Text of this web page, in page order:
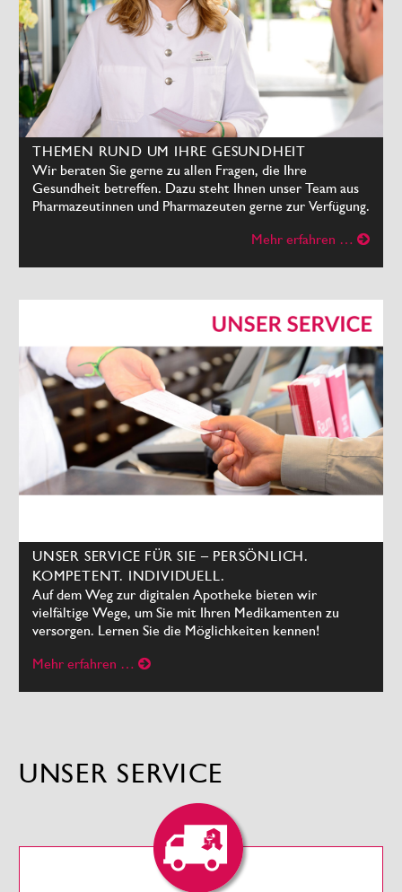
THEMEN RUND UM IHRE GESUNDHEIT
Wir beraten Sie gerne zu allen Fragen, die Ihre
Gesundheit betreffen. Dazu steht Ihnen unser Team aus
Pharmazeutinnen und Pharmazeuten gerne zur Verfügung.
Mehr erfahren …
UNSER SERVICE FÜR SIE – PERSÖNLICH.
KOMPETENT. INDIVIDUELL.
Auf dem Weg zur digitalen Apotheke bieten wir
vielfältige Wege, um Sie mit Ihren Medikamenten zu
versorgen. Lernen Sie die Möglichkeiten kennen!
Mehr erfahren …
UNSER SERVICE